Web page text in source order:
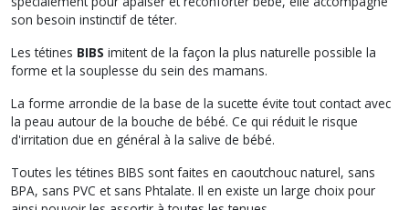
son besoin instinctif de téter.
Les tétines BIBS imitent de la façon la plus naturelle possible la
forme et la souplesse du sein des mamans.
La forme arrondie de la base de la sucette évite tout contact avec
la peau autour de la bouche de bébé. Ce qui réduit le risque
d'irritation due en général à la salive de bébé.
Toutes les tétines BIBS sont faites en caoutchouc naturel, sans
BPA, sans PVC et sans Phtalate. Il en existe un large choix pour